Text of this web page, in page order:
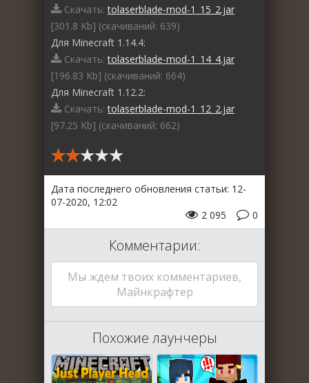
Скачать:tolaserblade-mod-1_15_2.jar
[301.8 Kb] (cкачиваний: 639)
Для Minecraft 1.14.4:
Скачать:tolaserblade-mod-1_14_4.jar
[196.83 Kb] (cкачиваний: 664)
Для Minecraft 1.12.2:
Скачать:tolaserblade-mod-1_12_2.jar
[97.25 Kb] (cкачиваний: 662)
Дата последнего обновления статьи: 12-
07-2020, 12:02
0
2 095
Комментарии:
Мы ждем твоих комментариев,
Майнкрафтер
Похожие лаунчеры